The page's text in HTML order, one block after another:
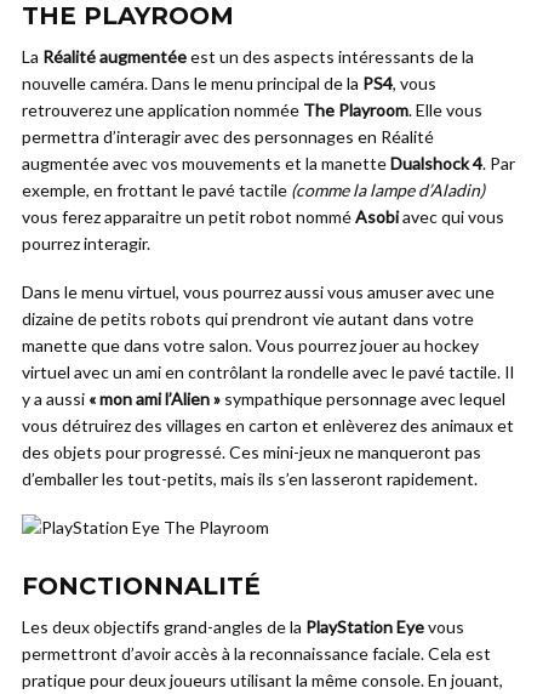
THE PLAYROOM
La Réalité augmentéeest un des aspects intéressants de la
nouvelle caméra. Dans le menu principal de la PS4, vous
retrouverez une application nommée The Playroom. Elle vous
permettra d’interagir avec des personnages en Réalité
augmentée avec vos mouvements et la manetteDualshock 4. Par
exemple, en frottant le pavé tactile (comme la lampe d’Aladin)
vous ferez apparaitre un petit robot nomméAsobiavec qui vous
pourrez interagir.
Dans le menu virtuel, vous pourrez aussi vous amuser avec une
dizaine de petits robots qui prendront vie autant dans votre
manette que dans votre salon. Vous pourrez jouer au hockey
virtuel avec un ami en contrôlant la rondelle avec le pavé tactile. Il
y a aussi « mon ami l’Alien » sympathique personnage avec lequel
vous détruirez des villages en carton et enlèverez des animaux et
des objets pour progressé. Ces mini-jeux ne manqueront pas
d’emballer les tout-petits, mais ils s’en lasseront rapidement.
FONCTIONNALITÉ
Les deux objectifs grand-angles de la PlayStation Eyevous
permettront d’avoir accès à la reconnaissance faciale. Cela est
pratique pour deux joueurs utilisant la même console. En jouant,